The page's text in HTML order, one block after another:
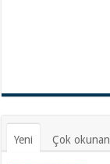
Yeni Çok okunan